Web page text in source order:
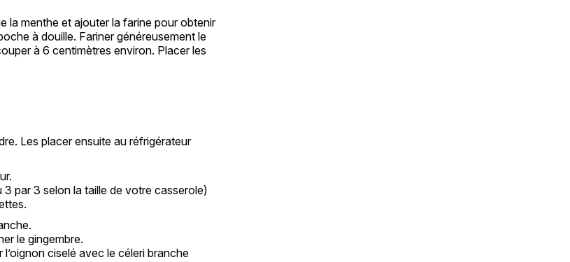
la menthe et ajouter la farine pour obtenir
à douille. Fariner généreusement le
à 6 centimètres environ. Placer les
Les placer ensuite au réfrigérateur
par 3 selon la taille de votre casserole)
le gingembre.
ciselé avec le céleri branche